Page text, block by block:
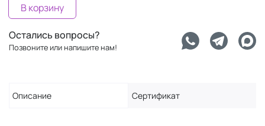
В корзину
Остались вопросы?
Позвоните или напишите нам!
Описание Сертификат